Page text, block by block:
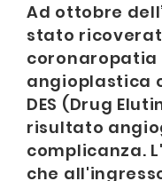
Ad ottobre
stato
angioplastica
DES (Drug
risultato
complicanza.
che